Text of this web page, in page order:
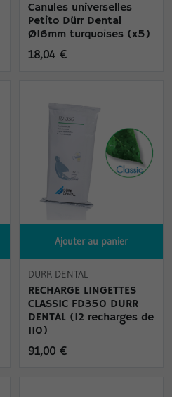
Canules universelles
Petito Dürr Dental
Ø16mm turquoises (x5)
18,04 €
Ajouter au panier
DURR DENTAL
RECHARGE LINGETTES
CLASSIC FD350 DURR
DENTAL (12 recharges de
110)
91,00 €